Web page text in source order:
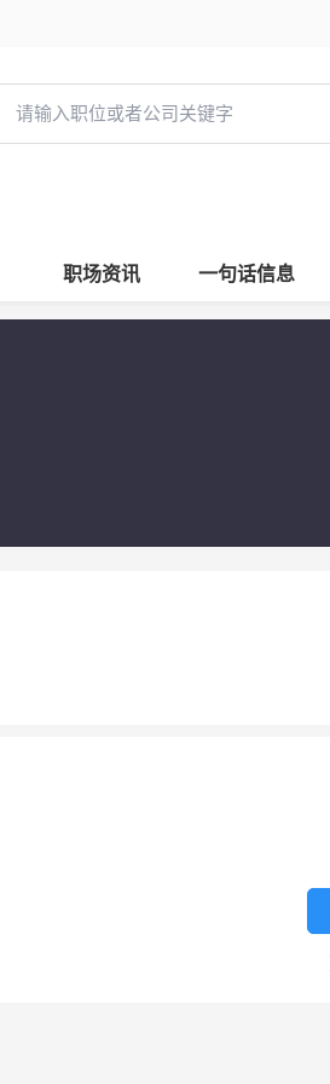
职场资讯 一句话信息